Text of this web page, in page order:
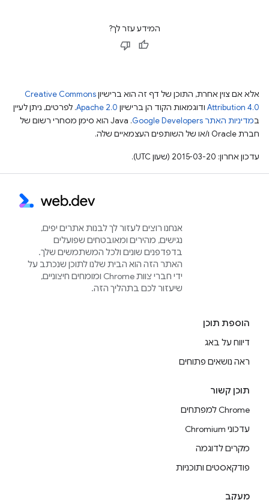
המידע עזר לך?
אלא אם צוין אחרת, התוכן של דף זה הוא ברישיוןCreative Commons
Attribution 4.0 ודוגמאות הקוד הן ברישיון Apache 2.0. לפרטים, ניתן לעיין
במדיניות האתר Google Developers‏
.‏ Java הוא סימן מסחרי רשום של
חברת Oracle ו/או של השותפים העצמאיים שלה.
עדכון אחרון: 2015-03-20 (שעון UTC).
אנחנו רוצים לעזור לך לבנות אתרים יפים,
נגישים, מהירים ומאובטחים שפועלים
בדפדפנים שונים ולכל המשתמשים שלך.
האתר הזה הוא הבית שלנו לתוכן שנכתב על
ידי חברי צוות Chrome ומומחים חיצוניים,
שיעזור לכם בתהליך הזה.
הוספת תוכן
דיווח על באג
ראה נושאים פתוחים
תוכן קשור
Chrome למפתחים
עדכוני Chromium
מקרים לדוגמה
פודקאסטים ותוכניות
מעקב